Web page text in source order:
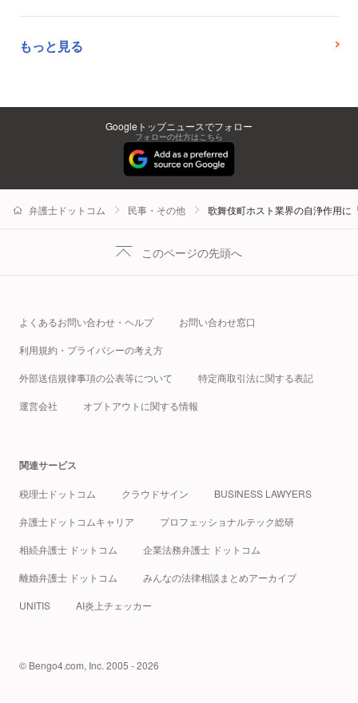
もっと見る
Googleトップニュースでフォロー
フォローの仕方はこちら
弁護士ドットコム 民事・その他 歌舞伎町ホスト業界の自浄作用に
このページの先頭へ
よくあるお問い合わせ・ヘルプ お問い合わせ窓口
利用規約・プライバシーの考え方
外部送信規律事項の公表等について 特定商取引法に関する表記
運営会社 オプトアウトに関する情報
関連サービス
税理士ドットコム クラウドサイン BUSINESS LAWYERS
弁護士ドットコムキャリア プロフェッショナルテック総研
相続弁護士 ドットコム 企業法務弁護士 ドットコム
離婚弁護士 ドットコム みんなの法律相談まとめアーカイブ
UNITIS AI炎上チェッカー
© Bengo4.com, Inc. 2005 - 2026